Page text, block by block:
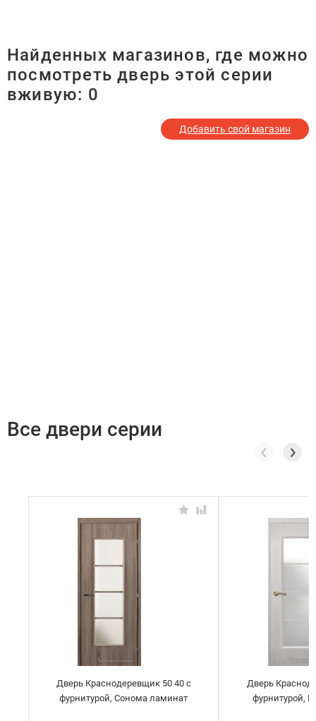
Найденных магазинов, где можно
посмотреть дверь этой серии
вживую: 0
Добавить свой магазин
Все двери серии
Дверь Краснодеревщик 50 40 с
фурнитурой, Сонома ламинат
Дверь
фурнитурой,